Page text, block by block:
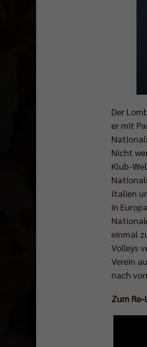
Der
er mit
Nicht
Klub-
Italien
in
einmal
Volleys
Verein
nach
Zum